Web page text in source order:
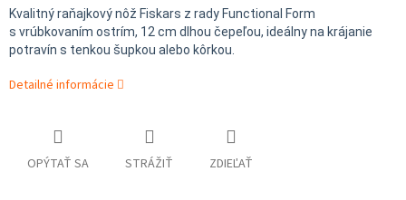
Kvalitný raňajkový nôž Fiskars z rady Functional Form
s vrúbkovaním ostrím, 12 cm dlhou čepeľou, ideálny na krájanie
potravín s tenkou šupkou alebo kôrkou.
Detailné informácie
OPÝTAŤ SA STRÁŽIŤ ZDIEĽAŤ